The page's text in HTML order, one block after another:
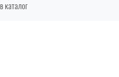
в каталог